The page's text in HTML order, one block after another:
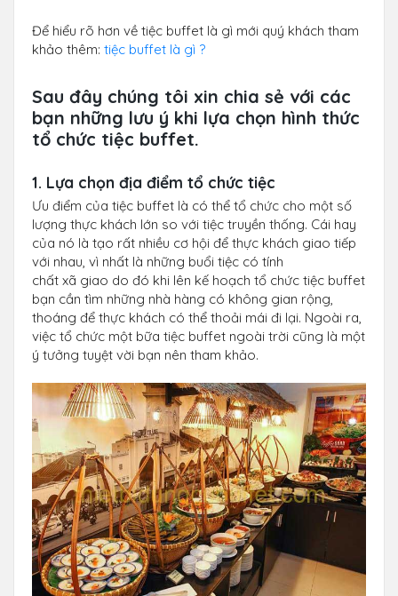
Để hiểu rõ hơn về tiệc buffet là gì mới quý khách tham
khảo thêm: tiệc buffet là gì ?
Sau đây chúng tôi xin chia sẻ với các
bạn những lưu ý khi lựa chọn hình thức
tổ chức tiệc buffet.
1. Lựa chọn địa điểm tổ chức tiệc
Ưu điểm của tiệc buffet là có thể tổ chức cho một số
lượng thực khách lớn so với tiệc truyền thống. Cái hay
của nó là tạo rất nhiều cơ hội để thực khách giao tiếp
với nhau, vì nhất là những buổi tiệc có tính
chất xã giao do đó khi lên kế hoạch tổ chức tiệc buffet
bạn cần tìm những nhà hàng có không gian rộng,
thoáng để thực khách có thể thoải mái đi lại. Ngoài ra,
việc tổ chức một bữa tiệc buffet ngoài trời cũng là một
ý tưởng tuyệt vời bạn nên tham khảo.